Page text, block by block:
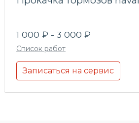
1 000 ₽ - 3 000 ₽
Список работ
Записаться на сервис